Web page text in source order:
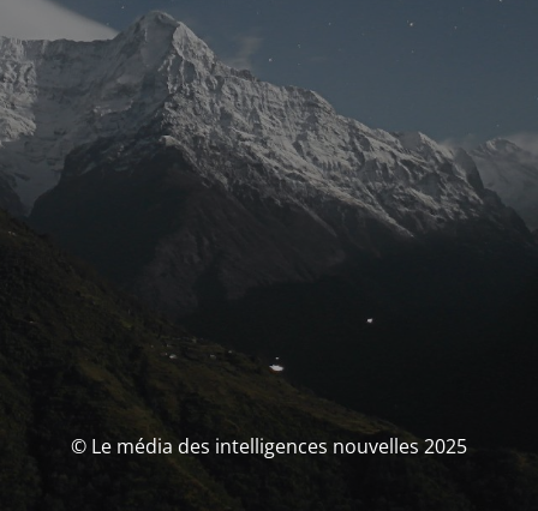
© Le média des intelligences nouvelles 2025